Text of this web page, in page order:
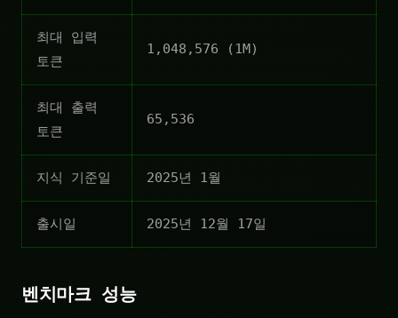
최대 입력
토큰
1,048,576 (1M)
최대 출력
토큰
65,536
지식 기준일 2025년 1월
출시일 2025년 12월 17일
벤치마크 성능